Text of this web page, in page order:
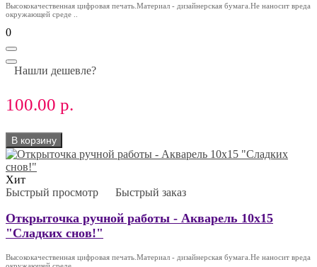
Высококачественная цифровая печать.Материал - дизайнерская бумага.Не наносит вреда
окружающей среде ..
0
Нашли дешевле?
100.00 р.
В корзину
Хит
Быстрый просмотр
Быстрый заказ
Открыточка ручной работы - Акварель 10х15
"Сладких снов!"
Высококачественная цифровая печать.Материал - дизайнерская бумага.Не наносит вреда